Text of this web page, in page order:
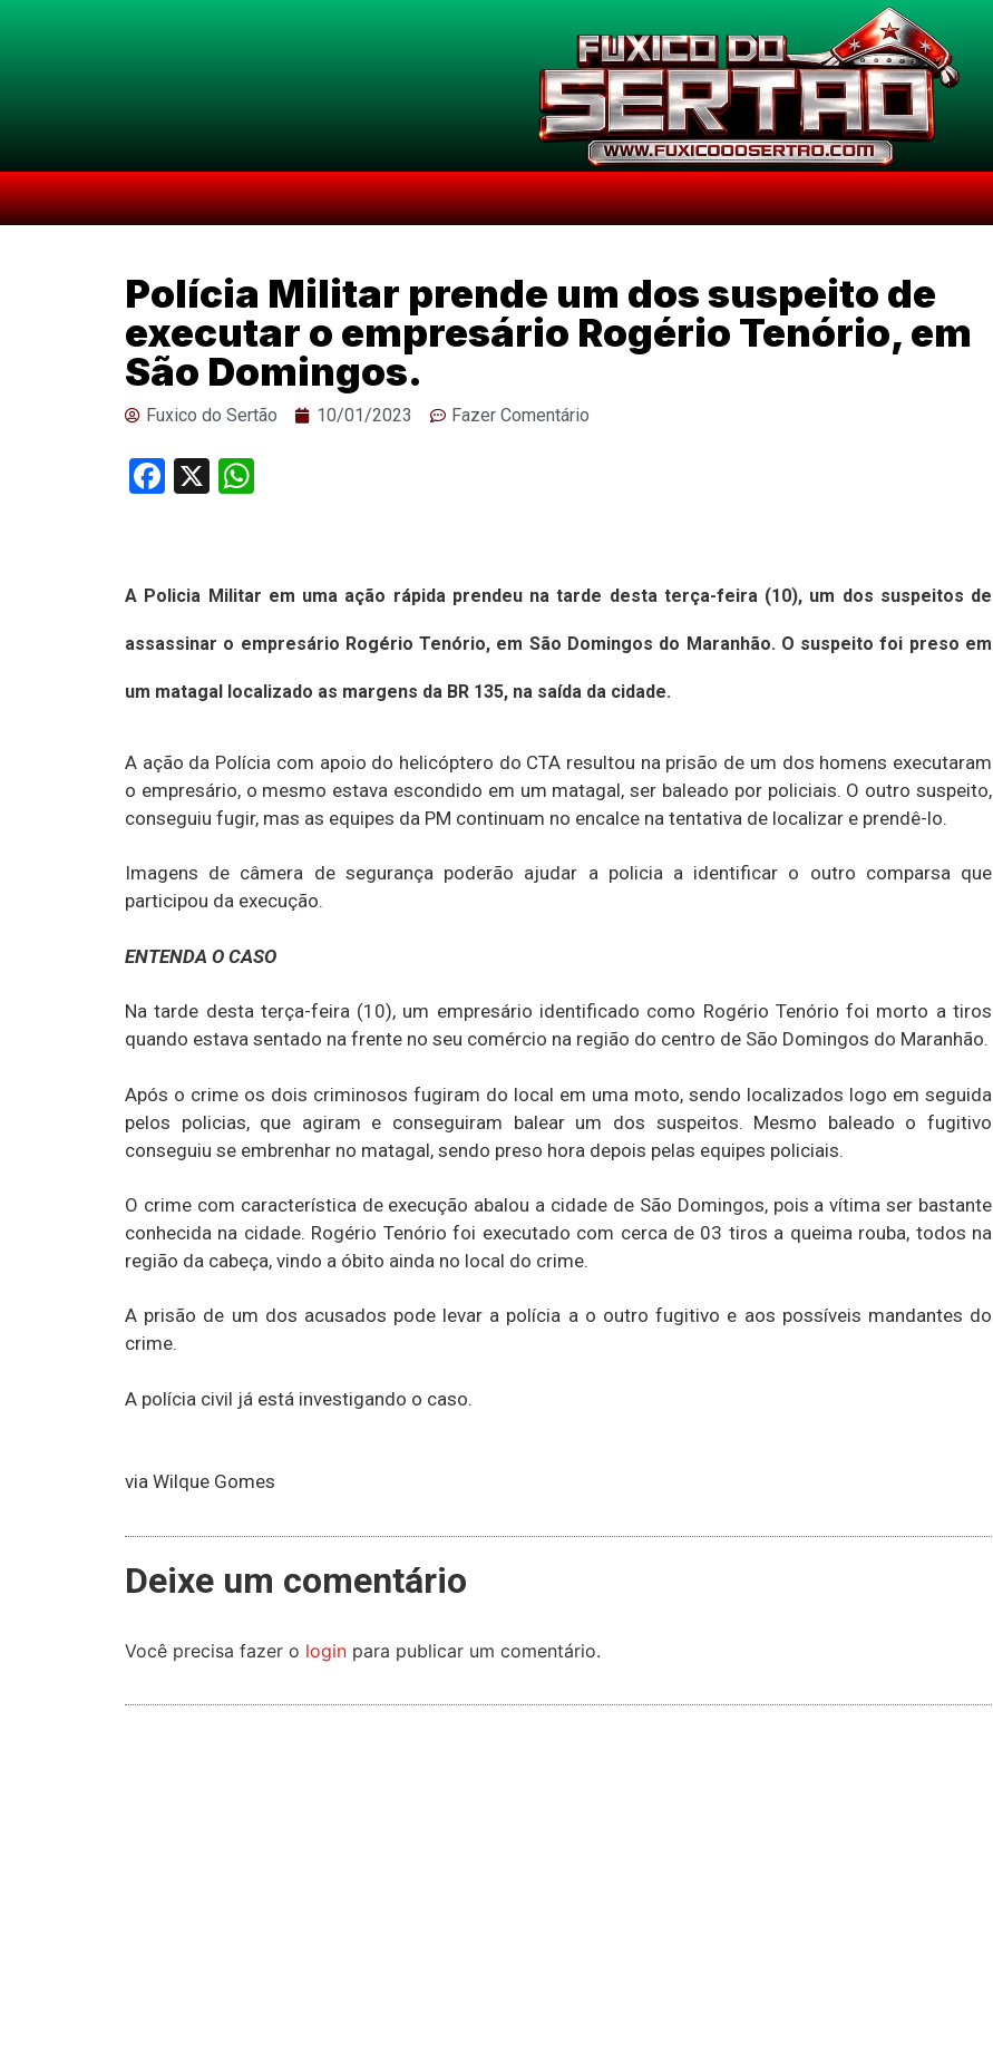
Polícia Militar prende um dos suspeito de
executar o empresário Rogério Tenório, em
São Domingos.
Fuxico do Sertão 10/01/2023 Fazer Comentário
Facebook
X
A Policia Militar em uma ação rápida prendeu na tarde desta terça-feira (10), um dos suspeitos de
assassinar o empresário Rogério Tenório, em São Domingos do Maranhão. O suspeito foi preso em
um matagal localizado as margens da BR 135, na saída da cidade.
A ação da Polícia com apoio do helicóptero do CTA resultou na prisão de um dos homens executaram
o empresário, o mesmo estava escondido em um matagal, ser baleado por policiais. O outro suspeito,
conseguiu fugir, mas as equipes da PM continuam no encalce na tentativa de localizar e prendê-lo.
Imagens de câmera de segurança poderão ajudar a policia a identificar o outro comparsa que
participou da execução.
ENTENDA O CASO
Na tarde desta terça-feira (10), um empresário identificado como Rogério Tenório foi morto a tiros
quando estava sentado na frente no seu comércio na região do centro de São Domingos do Maranhão.
Após o crime os dois criminosos fugiram do local em uma moto, sendo localizados logo em seguida
pelos policias, que agiram e conseguiram balear um dos suspeitos. Mesmo baleado o fugitivo
conseguiu se embrenhar no matagal, sendo preso hora depois pelas equipes policiais.
O crime com característica de execução abalou a cidade de São Domingos, pois a vítima ser bastante
conhecida na cidade. Rogério Tenório foi executado com cerca de 03 tiros a queima rouba, todos na
região da cabeça, vindo a óbito ainda no local do crime.
A prisão de um dos acusados pode levar a polícia a o outro fugitivo e aos possíveis mandantes do
crime.
A polícia civil já está investigando o caso.
via Wilque Gomes
Deixe um comentário
Você precisa fazer o login para publicar um comentário.